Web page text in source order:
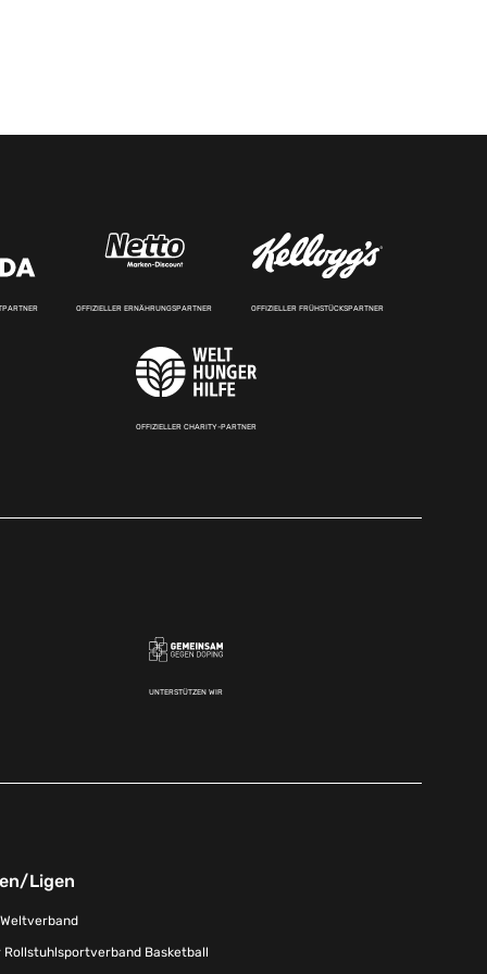
OFFIZIELLER ERNÄHRUNGSPARTNER OFFIZIELLER FRÜHSTÜCKSPARTNER
OFFIZIELLER CHARITY-PARTNER
UNTERSTÜTZEN WIR
Ligen
Rollstuhlsportverband Basketball